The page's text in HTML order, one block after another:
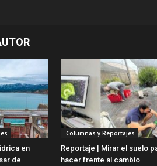
en
de
Columnas y Reportajes
Reportaje | Mirar el suelo
hacer frente al cambio